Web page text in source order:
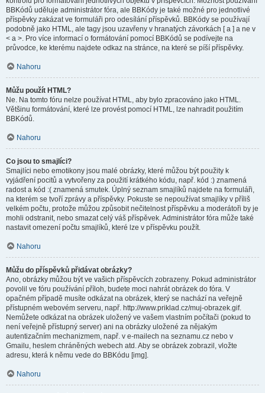
BBKódů uděluje administrátor fóra, ale BBKódy je také možné pro jednotlivé
příspěvky zakázat ve formuláři pro odesílání příspěvků. BBKódy se používají
podobně jako HTML, ale tagy jsou uzavřeny v hranatých závorkách [ a ] a ne v
< a >. Pro více informací o formátování pomocí BBKódů se podívejte na
průvodce, ke kterému najdete odkaz na stránce, na které se píší příspěvky.
Nahoru
Můžu použít HTML?
Ne. Na tomto fóru nelze používat HTML, aby bylo zpracováno jako HTML.
Většinu formátování, které lze provést pomocí HTML, lze nahradit použitím
BBKódů.
Nahoru
Co jsou to smajlíci?
Smajlíci nebo emotikony jsou malé obrázky, které můžou být použity k
vyjádření pocitů a vytvořeny za použití krátkého kódu, např. kód :) znamená
radost a kód :( znamená smutek. Úplný seznam smajlíků najdete na formuláři,
na kterém se tvoří zprávy a příspěvky. Pokuste se nepoužívat smajlíky v příliš
velkém počtu, protože můžou způsobit nečitelnost příspěvku a moderátoři by je
mohli odstranit, nebo smazat celý váš příspěvek. Administrátor fóra může také
nastavit omezení počtu smajlíků, které lze v příspěvku použít.
Nahoru
Můžu do příspěvků přidávat obrázky?
Ano, obrázky můžou být ve vašich příspěvcích zobrazeny. Pokud administrátor
povolil ve fóru používání příloh, budete moci nahrát obrázek do fóra. V
opačném případě musíte odkázat na obrázek, který se nachází na veřejně
přístupném webovém serveru, např. http://www.priklad.cz/muj-obrazek.gif.
Nemůžete odkázat na obrázek uložený ve vašem vlastním počítači (pokud to
není veřejně přístupný server) ani na obrázky uložené za nějakým
autentizačním mechanizmem, např. v e-mailech na seznamu.cz nebo v
Gmailu, heslem chráněných webech atd. Aby se obrázek zobrazil, vložte
adresu, která k němu vede do BBKódu [img].
Nahoru